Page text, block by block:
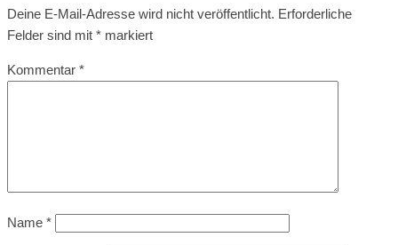
Deine E-Mail-Adresse wird nicht veröffentlicht. Erforderliche
Felder sind mit * markiert
Kommentar *
Name *